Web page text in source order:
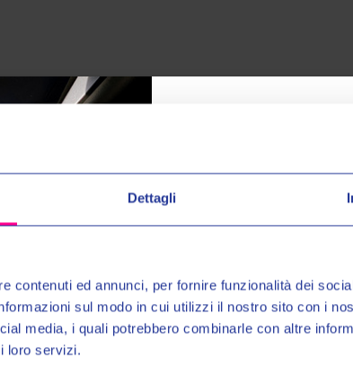
Dettagli
contenuti ed annunci, per fornire funzionalità dei
sul modo in cui utilizzi il nostro sito con i
media, i quali potrebbero combinarle con altre
loro servizi.
1621.1 sui gomiti
1621.1 sulle ginocchia
1621.1 sulle spalle
la norma EN 1621.1 sui fianchi
Entra nel
Email: